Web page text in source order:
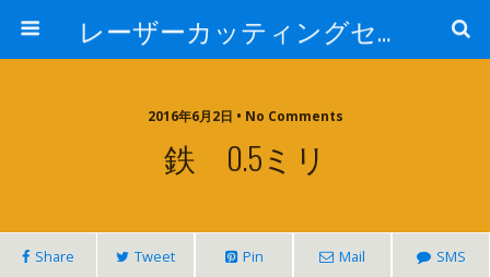
レーザーカッティングセンター 株式会社 中本鉄工所
2016年6月2日 • No Comments
鉄 0.5ミリ
Share Tweet Pin Mail SMS